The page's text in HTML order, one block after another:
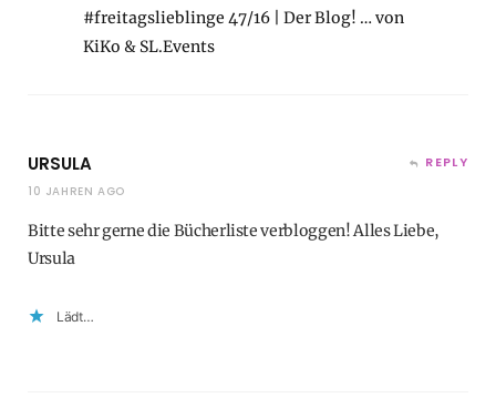
#freitagslieblinge 47/16 | Der Blog! … von
KiKo & SL.Events
URSULA
10 JAHREN AGO
REPLY
Bitte sehr gerne die Bücherliste verbloggen! Alles Liebe,
Ursula
Lädt…